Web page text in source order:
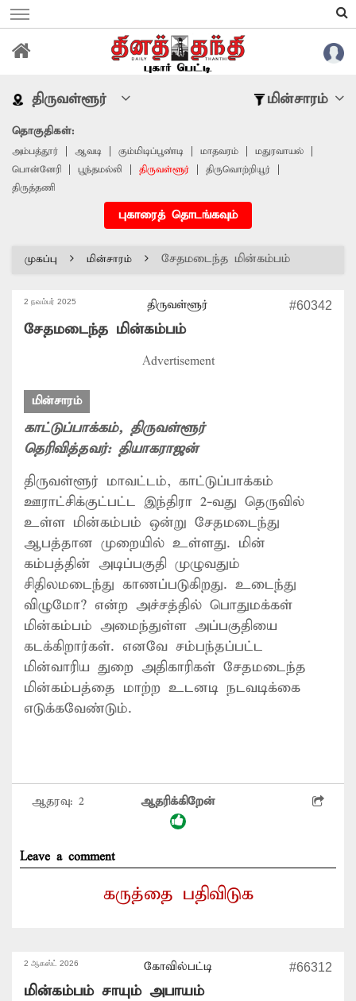
திருவள்ளூர் மின்சாரம்
தொகுதிகள்:
அம்பத்தூர் ஆவடி கும்மிடிப்பூண்டி மாதவரம்
மதுரவாயல்
பொன்னேரி
பூந்தமல்லி திருவள்ளூர்
திருவொற்றியூர்
திருத்தணி
புகாரைத் தொடங்கவும்
முகப்பு மின்சாரம் சேதமடைந்த மின்கம்பம்
2 நவம்பர் 2025 திருவள்ளூர் #60342
சேதமடைந்த மின்கம்பம்
Advertisement
மின்சாரம்
காட்டுப்பாக்கம், திருவள்ளூர்
தெரிவித்தவர்: தியாகராஜன்
திருவள்ளூர் மாவட்டம், காட்டுப்பாக்கம்
ஊராட்சிக்குட்பட்ட இந்திரா 2-வது தெருவில்
உள்ள மின்கம்பம் ஒன்று சேதமடைந்து
ஆபத்தான முறையில் உள்ளது. மின்
கம்பத்தின் அடிப்பகுதி முழுவதும்
சிதிலமடைந்து காணப்படுகிறது. உடைந்து
விழுமோ? என்ற அச்சத்தில் பொதுமக்கள்
மின்கம்பம் அமைந்துள்ள அப்பகுதியை
கடக்கிறார்கள். எனவே சம்பந்தப்பட்ட
மின்வாரிய துறை அதிகாரிகள் சேதமடைந்த
மின்கம்பத்தை மாற்ற உடனடி நடவடிக்கை
எடுக்கவேண்டும்.
ஆதரவு: 2 ஆதரிக்கிறேன்
Leave a comment
கருத்தை பதிவிடுக
2 ஆகஸ்ட் 2026 கோவில்பட்டி #66312
மின்கம்பம் சாயும் அபாயம்